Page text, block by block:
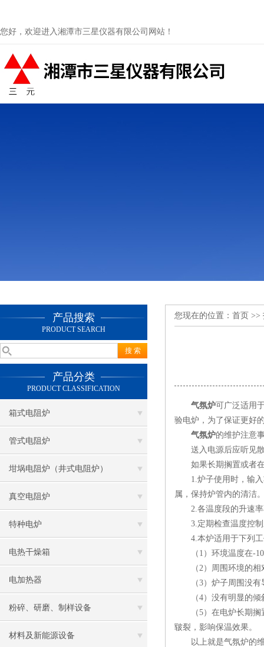
您好，欢迎进入湘潭市三星仪器有限公司网站！
产品搜索
PRODUCT SEARCH
产品分类
PRODUCT CLASSIFICATION
箱式电阻炉
管式电阻炉
坩埚电阻炉（井式电阻炉）
真空电阻炉
特种电炉
电热干燥箱
电加热器
粉碎、研磨、制样设备
材料及新能源设备
您现在的位置： 首页 >>
气氛炉可广泛适用
验电炉，为了保证更好
气氛炉的维护注意
送入电源后应听见散
如果长期搁置或者在
1.炉子使用时，输入
属，保持炉管内的清洁
2.各温度段的升速率
3.定期检查温度控制
4.本炉适用于下列工
（1）环境温度在-10
（2）周围环境的相
（3）炉子周围没有导
（4）没有明显的倾
（5）在电炉长期搁置
皲裂，影响保温效果。
以上就是气氛炉的维